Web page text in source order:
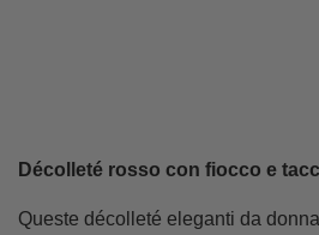
Décolleté rosso con fiocco e
Queste décolleté eleganti da